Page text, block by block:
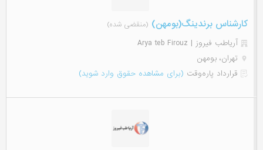
کارشناس برندینگ(بومهن) (منقضی شده)
آریاطب فیروز | Arya teb Firouz
تهران، بومهن
قرارداد پاره‌وقت (برای مشاهده حقوق وارد شوید)